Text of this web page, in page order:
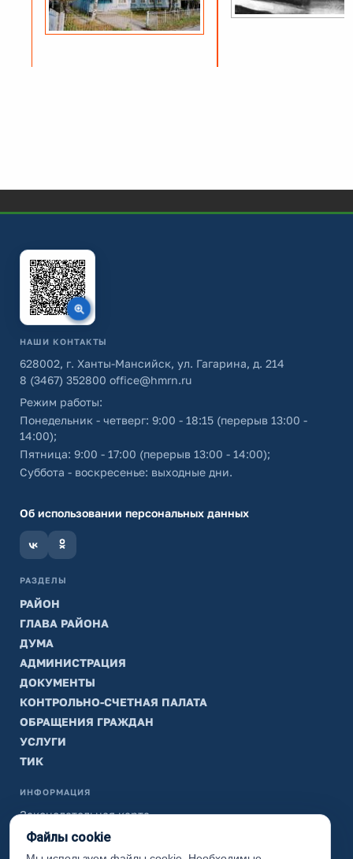
НАШИ КОНТАКТЫ
628002, г. Ханты-Мансийск, ул. Гагарина, д. 214
8 (3467) 352800 office@hmrn.ru
Режим работы:
Понедельник - четверг: 9:00 - 18:15 (перерыв 13:00 -
14:00);
Пятница: 9:00 - 17:00 (перерыв 13:00 - 14:00);
Суббота - воскресенье: выходные дни.
Об использовании персональных данных
РАЗДЕЛЫ
РАЙОН
ГЛАВА РАЙОНА
ДУМА
АДМИНИСТРАЦИЯ
ДОКУМЕНТЫ
КОНТРОЛЬНО-СЧЕТНАЯ ПАЛАТА
ОБРАЩЕНИЯ ГРАЖДАН
УСЛУГИ
ТИК
ИНФОРМАЦИЯ
Законодательная карта
Карта сайта
Файлы cookie